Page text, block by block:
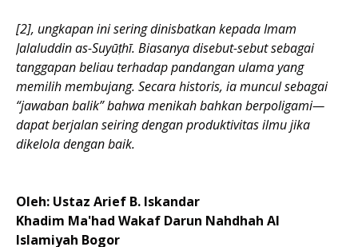
[2], ungkapan ini sering dinisbatkan kepada Imam
Jalaluddin as-Suyūṭhī. Biasanya disebut-sebut sebagai
tanggapan beliau terhadap pandangan ulama yang
memilih membujang. Secara historis, ia muncul sebagai
“jawaban balik” bahwa menikah bahkan berpoligami—
dapat berjalan seiring dengan produktivitas ilmu jika
dikelola dengan baik.
Oleh: Ustaz Arief B. Iskandar
Khadim Ma'had Wakaf Darun Nahdhah Al
Islamiyah Bogor